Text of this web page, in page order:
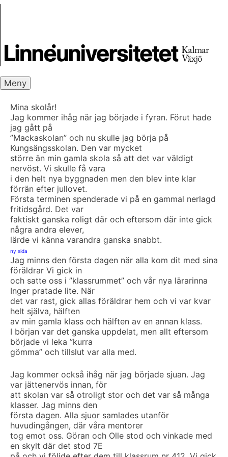
Meny
Mina skolår!
Jag kommer ihåg när jag började i fyran. Förut hade
jag gått på
”Mackaskolan” och nu skulle jag börja på
Kungsängsskolan. Den var mycket
större än min gamla skola så att det var väldigt
nervöst. Vi skulle få vara
i den helt nya byggnaden men den blev inte klar
förrän efter jullovet.
Första terminen spenderade vi på en gammal nerlagd
fritidsgård. Det var
faktiskt ganska roligt där och eftersom där inte gick
några andra elever,
lärde vi känna varandra ganska snabbt.
ny sida
Jag minns den första dagen när alla kom dit med sina
föräldrar Vi gick in
och satte oss i ”klassrummet” och vår nya lärarinna
Inger pratade lite. När
det var rast, gick allas föräldrar hem och vi var kvar
helt själva, hälften
av min gamla klass och hälften av en annan klass.
I början var det ganska uppdelat, men allt eftersom
började vi leka ”kurra
gömma” och tillslut var alla med.
Jag kommer också ihåg när jag började sjuan. Jag
var jättenervös innan, för
att skolan var så otroligt stor och det var så många
klasser. Jag minns den
första dagen. Alla sjuor samlades utanför
huvudingången, där våra mentorer
tog emot oss. Göran och Olle stod och vinkade med
en skylt där det stod 7E